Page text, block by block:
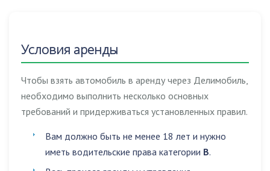
Условия аренды
Чтобы взять автомобиль в аренду через Делимобиль,
необходимо выполнить несколько основных
требований и придерживаться установленных правил.
Вам должно быть не менее 18 лет и нужно
иметь водительские права категории B.